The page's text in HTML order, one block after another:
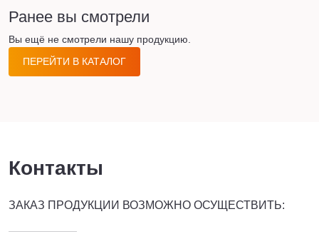
Ранее вы смотрели
Вы ещё не смотрели нашу продукцию.
ПЕРЕЙТИ В КАТАЛОГ
Контакты
ЗАКАЗ ПРОДУКЦИИ ВОЗМОЖНО ОСУЩЕСТВИТЬ: